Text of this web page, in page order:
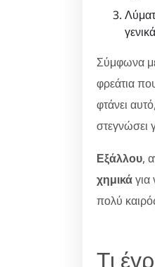
Σύμφωνα
φρεάτια
φτάνει
στεγνώσει
Εξάλλου,
χημικά
πολύ
Τι